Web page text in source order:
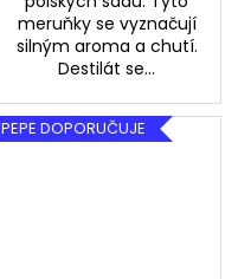
meruňky se vyznačují
silným aroma a chutí.
Destilát se...
PEPE DOPORUČUJE